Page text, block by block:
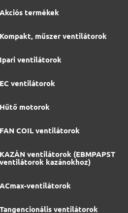
Akciós termékek
Kompakt, műszer ventilátorok
Ipari ventilátorok
EC ventilátorok
Hűtő motorok
FAN COIL ventilátorok
KAZÁN ventilátorok (EBMPAPST
ventilátorok kazánokhoz)
ACmax-ventilátorok
Tangencionális ventilátorok